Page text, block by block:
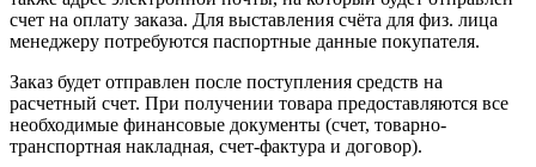
счет на оплату заказа. Для выставления счёта для физ. лица
менеджеру потребуются паспортные данные покупателя.
Заказ будет отправлен после поступления средств на
расчетный счет. При получении товара предоставляются все
необходимые финансовые документы (счет, товарно-
транспортная накладная, счет-фактура и договор).